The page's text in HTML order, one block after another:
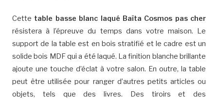
Cette table basse blanc laqué Baïta Cosmos pas cher
résistera à l’épreuve du temps dans votre maison. Le
support de la table est en bois stratifié et le cadre est un
solide bois MDF qui a été laqué. La finition blanche brillante
ajoute une touche d’éclat à votre salon. En outre, la table
peut être utilisée pour ranger d’autres petits articles ou
objets, tels que des livres. Des tiroirs et des